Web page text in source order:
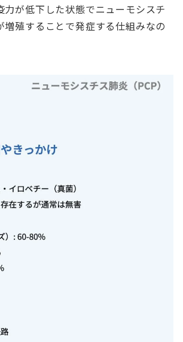
力が低下した状態でニューモシスチ
増殖することで発症する仕組みなの